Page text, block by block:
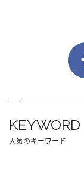
KEYWORD
人気のキーワード